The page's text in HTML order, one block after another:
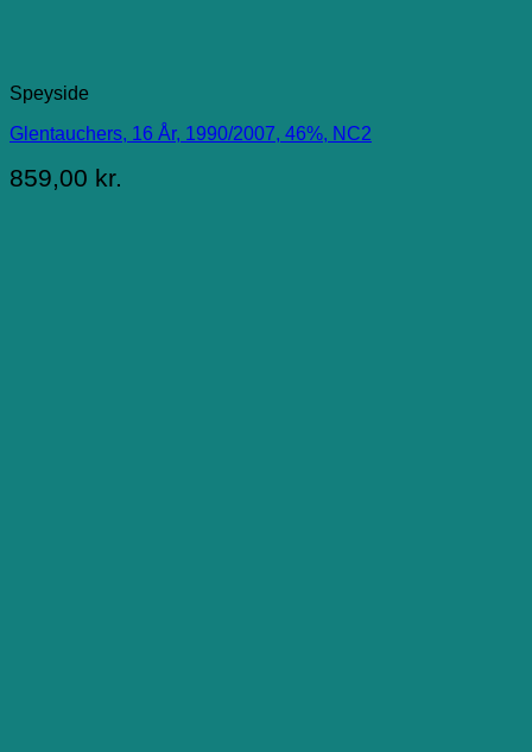
Speyside
Glentauchers, 16 År, 1990/2007, 46%, NC2
859,00 kr.